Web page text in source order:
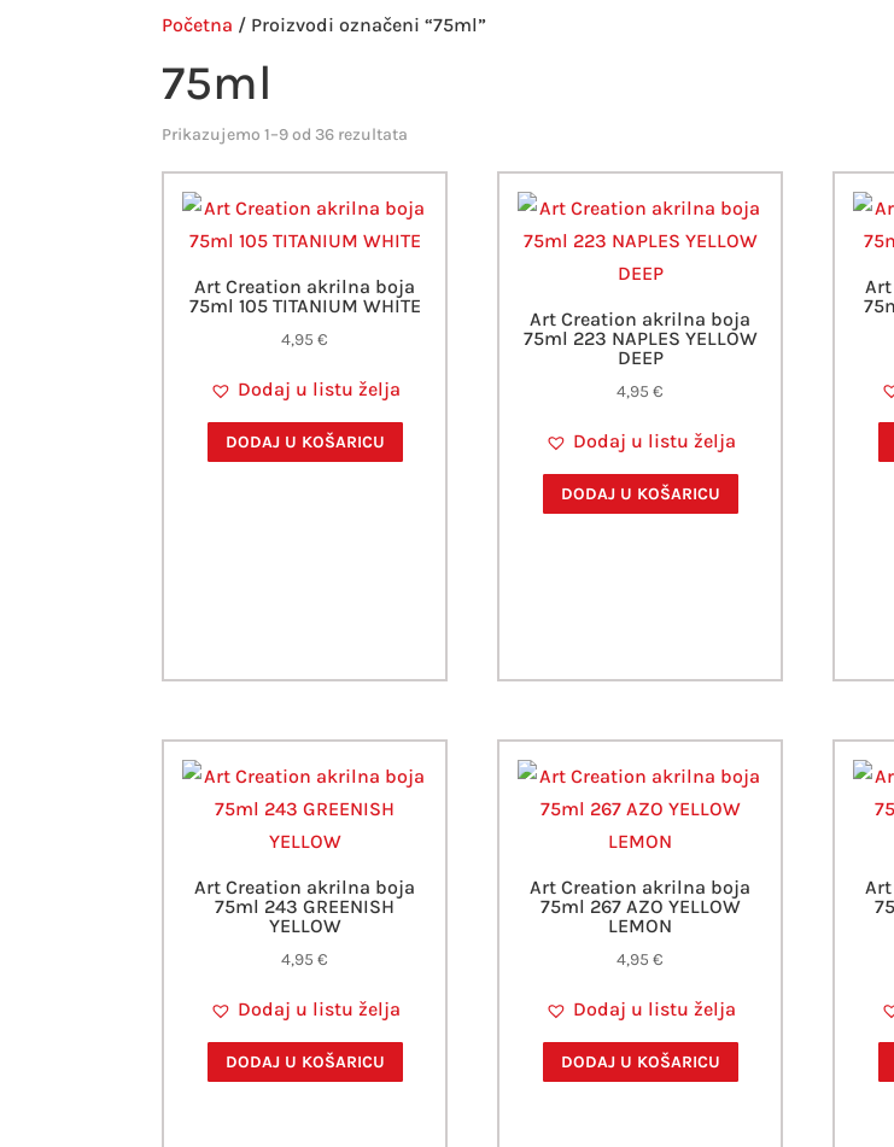
Početna / Proizvodi označeni “75ml”
75ml
Prikazujemo 1–9 od 36 rezultata
Art Creation akrilna boja
75ml 105 TITANIUM WHITE
4,95€
Dodaj u listu želja
DODAJ U KOŠARICU
Art Creation akrilna boja
75ml 223 NAPLES YELLOW
DEEP
4,95€
Dodaj u listu želja
DODAJ U KOŠARICU
Art Creation akrilna boja
75ml 243 GREENISH
YELLOW
4,95€
Dodaj u listu želja
DODAJ U KOŠARICU
Art Creation akrilna boja
75ml 267 AZO YELLOW
LEMON
4,95€
Dodaj u listu želja
DODAJ U KOŠARICU